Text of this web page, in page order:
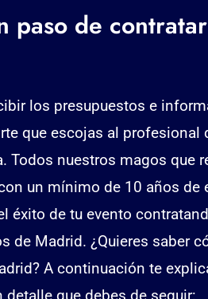
paso de
los presupuestos e
que escojas al profesional
Todos nuestros magos que
un mínimo de 10 años de
éxito de tu evento
de Madrid. ¿Quieres saber
A continuación te